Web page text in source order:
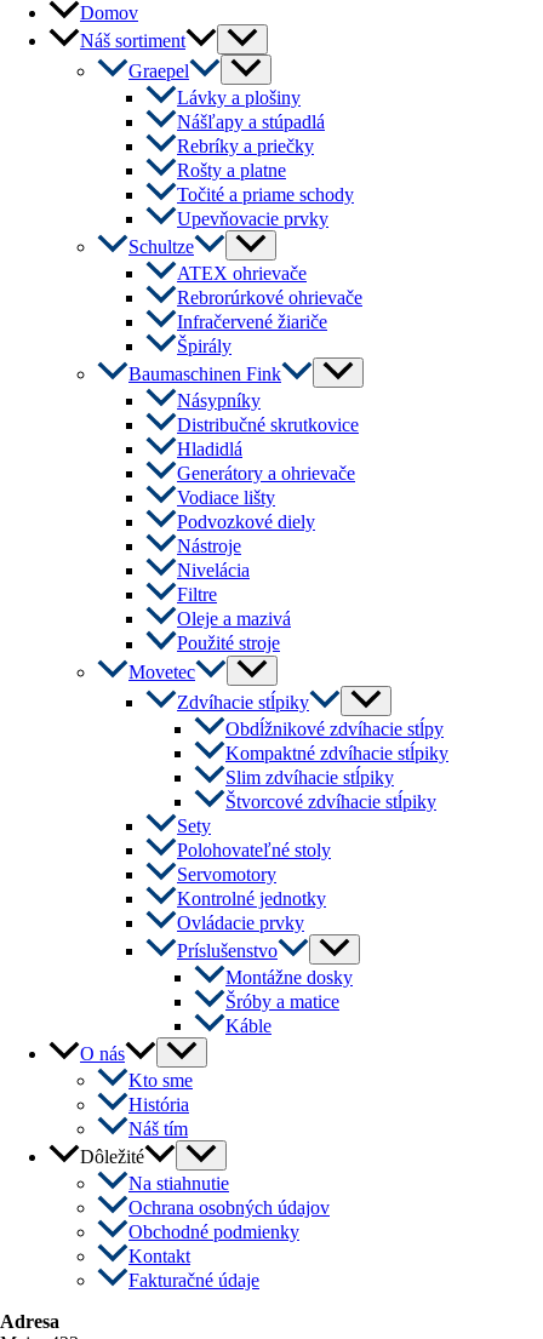
Domov
Náš sortiment
Menu
Toggle
Graepel
Menu
Toggle
Lávky a plošiny
Nášľapy a stúpadlá
Rebríky a priečky
Rošty a platne
Točité a priame schody
Upevňovacie prvky
Schultze
Menu
Toggle
ATEX ohrievače
Rebrorúrkové ohrievače
Infračervené žiariče
Špirály
Baumaschinen Fink
Menu
Toggle
Násypníky
Distribučné skrutkovice
Hladidlá
Generátory a ohrievače
Vodiace lišty
Podvozkové diely
Nástroje
Nivelácia
Filtre
Oleje a mazivá
Použité stroje
Movetec
Menu
Toggle
Zdvíhacie stĺpiky
Menu
Toggle
Obdĺžnikové zdvíhacie stĺpy
Kompaktné zdvíhacie stĺpiky
Slim zdvíhacie stĺpiky
Štvorcové zdvíhacie stĺpiky
Sety
Polohovateľné stoly
Servomotory
Kontrolné jednotky
Ovládacie prvky
Príslušenstvo
Menu
Toggle
Montážne dosky
Šróby a matice
Káble
O nás
Menu
Toggle
Kto sme
História
Náš tím
Dôležité
Menu
Toggle
Na stiahnutie
Ochrana osobných údajov
Obchodné podmienky
Kontakt
Fakturačné údaje
Adresa